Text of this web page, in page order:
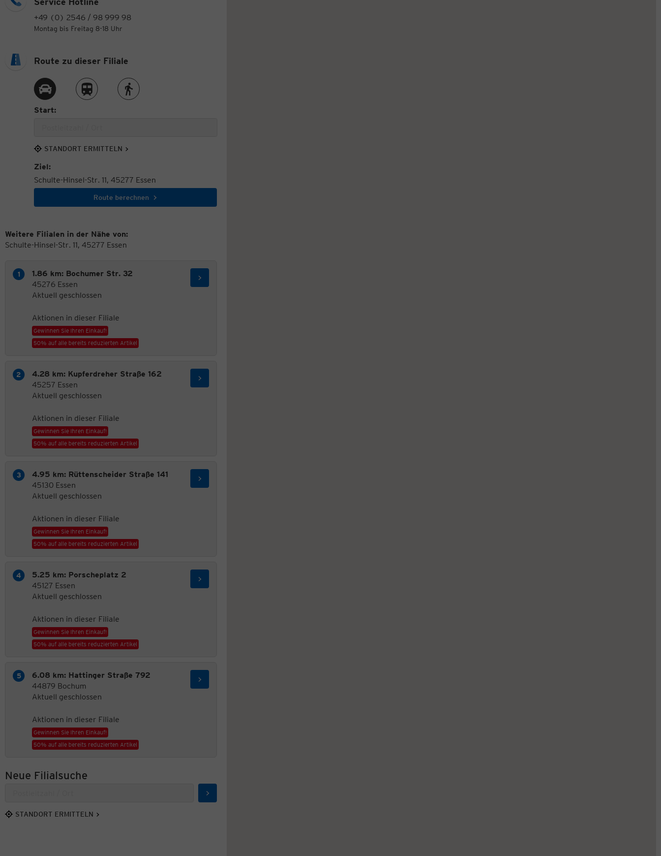
+49 (0) 2546 / 98 999 98
Montag bis Freitag 8-18 Uhr
Route zu dieser Filiale
Route per AutoRoute per ZugRoute zu Fuß
Start:
STANDORT ERMITTELN
Ziel:
Schulte-Hinsel-Str. 11, 45277 Essen
Route berechnen
Weitere Filialen in der Nähe von:
Schulte-Hinsel-Str. 11, 45277 Essen
1.86 km: Bochumer Str. 32
45276 Essen
Aktuell geschlossen
Aktionen in dieser Filiale
Gewinnen Sie Ihren Einkauf!
50% auf alle bereits reduzierten Artikel
4.28 km: Kupferdreher Straße 162
45257 Essen
Aktuell geschlossen
Aktionen in dieser Filiale
Gewinnen Sie Ihren Einkauf!
50% auf alle bereits reduzierten Artikel
4.95 km: Rüttenscheider Straße 141
45130 Essen
Aktuell geschlossen
Aktionen in dieser Filiale
Gewinnen Sie Ihren Einkauf!
50% auf alle bereits reduzierten Artikel
5.25 km: Porscheplatz 2
45127 Essen
Aktuell geschlossen
Aktionen in dieser Filiale
Gewinnen Sie Ihren Einkauf!
50% auf alle bereits reduzierten Artikel
6.08 km: Hattinger Straße 792
44879 Bochum
Aktuell geschlossen
Aktionen in dieser Filiale
Gewinnen Sie Ihren Einkauf!
50% auf alle bereits reduzierten Artikel
Neue Filialsuche
Suchen
STANDORT ERMITTELN